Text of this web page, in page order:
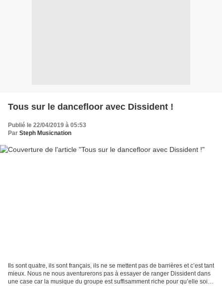
Tous sur le dancefloor avec Dissident !
Publié le 22/04/2019 à 05:53
Par Steph Musicnation
Ils sont quatre, ils sont français, ils ne se mettent pas de barrières et c’est tant
mieux. Nous ne nous aventurerons pas à essayer de ranger Dissident dans
une case car la musique du groupe est suffisamment riche pour qu’elle soit